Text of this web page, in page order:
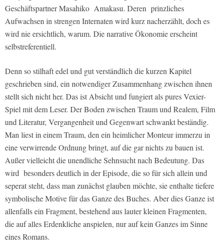
Geschäftspartner Masahiko Amakasu. Deren prinzliches
Aufwachsen in strengen Internaten wird kurz nacherzählt, doch es
wird nie ersichtlich, warum. Die narrative Ökonomie erscheint
selbstreferentiell.
Denn so stilhaft edel und gut verständlich die kurzen Kapitel
geschrieben sind, ein notwendiger Zusammenhang zwischen ihnen
stellt sich nicht her. Das ist Absicht und fungiert als pures Vexier-
Spiel mit dem Leser. Der Boden zwischen Traum und Realem, Film
und Literatur, Vergangenheit und Gegenwart schwankt beständig.
Man liest in einem Traum, den ein heimlicher Monteur immerzu in
eine verwirrende Ordnung bringt, auf die gar nichts zu bauen ist.
Außer vielleicht die unendliche Sehnsucht nach Bedeutung. Das
wird besonders deutlich in der Episode, die so für sich allein und
seperat steht, dass man zunächst glauben möchte, sie enthalte tiefere
symbolische Motive für das Ganze des Buches. Aber dies Ganze ist
allenfalls ein Fragment, bestehend aus lauter kleinen Fragmenten,
die auf alles Erdenkliche anspielen, nur auf kein Ganzes im Sinne
eines Romans.